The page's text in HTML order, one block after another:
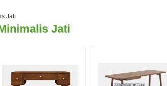
Jati
Jati